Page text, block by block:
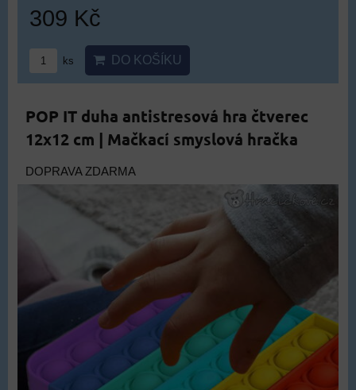
309 Kč
ks DO KOŠÍKU
POP IT duha antistresová hra čtverec
12x12 cm | Mačkací smyslová hračka
DOPRAVA ZDARMA